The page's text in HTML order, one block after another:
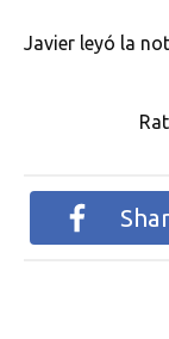
Javier leyó la